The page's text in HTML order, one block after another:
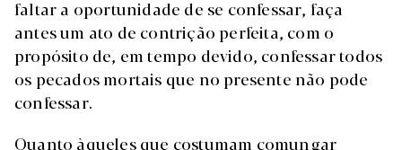
faltar a oportunidade de se confessar, faça
antes um ato de contrição perfeita, com o
propósito de, em tempo devido, confessar todos
os pecados mortais que no presente não pode
confessar.
Quanto àqueles que costumam comungar